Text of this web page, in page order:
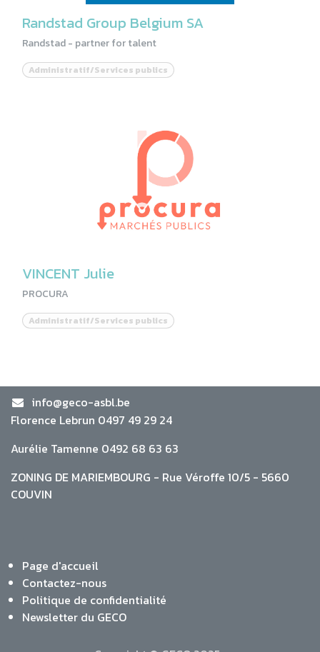
Randstad Group Belgium SA
Randstad - partner for talent
Administratif/Services publics
VINCENT Julie
PROCURA
Administratif/Services publics
info@geco-asbl.be
Florence Lebrun 0497 49 29 24
Aurélie Tamenne 0492 68 63 63
ZONING DE MARIEMBOURG - Rue Véroffe 10/5 - 5660
COUVIN
Page d'accueil
Contactez-nous
Politique de confidentialité
Newsletter du GECO